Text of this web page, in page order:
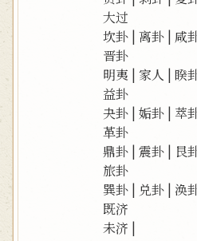
大过
坎卦 |离卦 | 咸
晋卦
明夷 |家人 |睽
益卦
夬卦 |姤卦 | 萃
革卦
鼎卦 |震卦 | 艮
旅卦
巽卦 | 兑卦 |涣
既济
未济 |